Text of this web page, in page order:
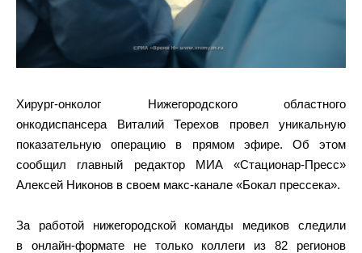
Хирург-онколог Нижегородского областного
онкодиспансера Виталий Терехов провел уникальную
показательную операцию в прямом эфире. Об этом
сообщил главный редактор МИА «Стационар-Пресс»
Алексей Никонов в своем макс-канале «Бокал прессека».
За работой нижегородской команды медиков следили
в онлайн-формате не только коллеги из 82 регионов